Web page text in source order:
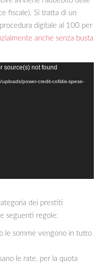
fiscale). Si tratta di un
digitale al 100 per
anche senza busta
source(s) not found
power-credit-cofidis-spese-
dei prestiti
seguenti regole:
le somme vengono in tutto
le rate, per la quota